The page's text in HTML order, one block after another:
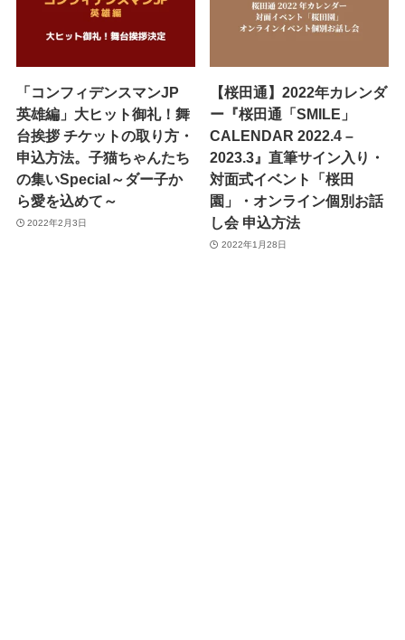
「コンフィデンスマンJP
英雄編」大ヒット御礼！舞
台挨拶 チケットの取り方・
申込方法。子猫ちゃんたち
の集いSpecial～ダー子か
ら愛を込めて～
2022年2月3日
【桜田通】2022年カレンダ
ー『桜田通「SMILE」
CALENDAR 2022.4 –
2023.3』直筆サイン入り・
対面式イベント「桜田
園」・オンライン個別お話
し会 申込方法
2022年1月28日